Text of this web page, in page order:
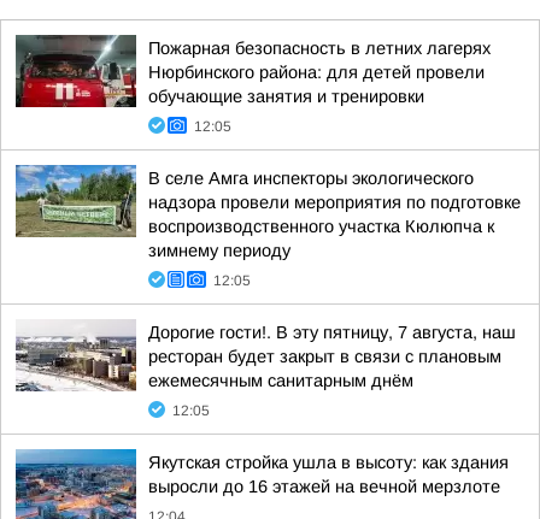
Пожарная безопасность в летних лагерях
Нюрбинского района: для детей провели
обучающие занятия и тренировки
12:05
В селе Амга инспекторы экологического
надзора провели мероприятия по подготовке
воспроизводственного участка Кюлюпча к
зимнему периоду
12:05
Дорогие гости!. В эту пятницу, 7 августа, наш
ресторан будет закрыт в связи с плановым
ежемесячным санитарным днём
12:05
Якутская стройка ушла в высоту: как здания
выросли до 16 этажей на вечной мерзлоте